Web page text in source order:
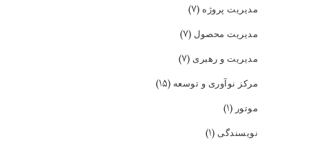
مدیریت پروژه (۷)
مدیریت محصول (۷)
مدیریت و رهبری (۷)
مرکز نوآوری و توسعه (۱۵)
موتور (۱)
نویسندگی (۱)